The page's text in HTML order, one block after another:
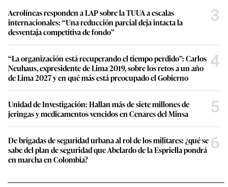
Aerolíneas responden a LAP sobre la TUUA a escalas
internacionales: “Una reducción parcial deja intacta la
desventaja competitiva de fondo”
3
“La organización está recuperando el tiempo perdido”: Carlos
Neuhaus, expresidente de Lima 2019, sobre los retos a un año
de Lima 2027 y en qué más está preocupado el Gobierno
4
Unidad de Investigación: Hallan más de siete millones de
jeringas y medicamentos vencidos en Cenares del Minsa
5
De brigadas de seguridad urbana al rol de los militares: ¿qué se
sabe del plan de seguridad que Abelardo de la Espriella pondrá
en marcha en Colombia?
6